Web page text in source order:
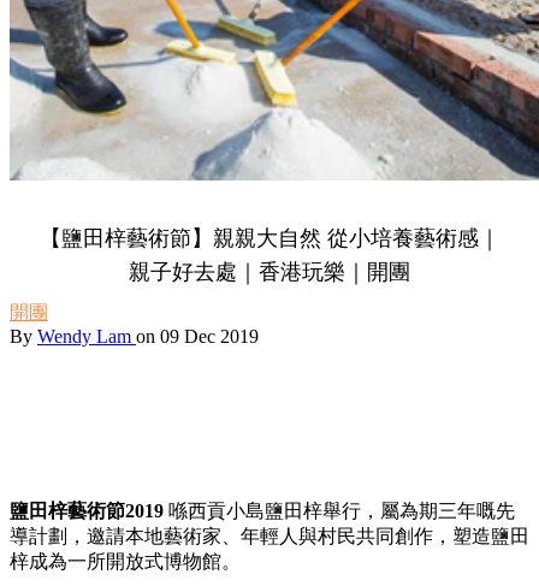
【鹽田梓藝術節】親親大自然 從小培養藝術感｜
親子好去處｜香港玩樂｜開團
開團
By Wendy Lam on 09 Dec 2019
鹽田梓藝術節2019 喺西貢小島鹽田梓舉行，屬為期三年嘅先
導計劃，邀請本地藝術家、年輕人與村民共同創作，塑造鹽田
梓成為一所開放式博物館。